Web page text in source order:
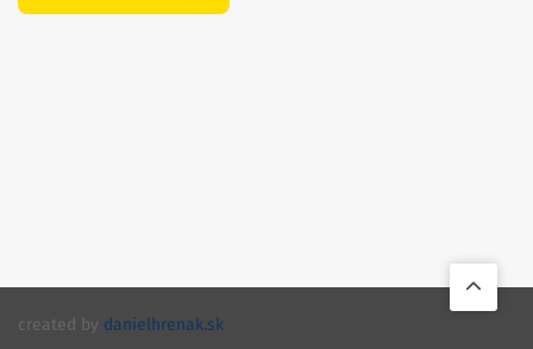
created by danielhrenak.sk